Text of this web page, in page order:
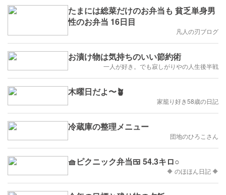
たまには総菜だけのお弁当も 貧乏単身男
性のお弁当 16日目
凡人の刃ブログ
お漬け物は気持ちのいい節約術
一人が好き。でも寂しがりやの人生後半戦
木曜日だよ〜🪴
家籠り好き58歳の日記
冷蔵庫の整理メニュー
団地のひろこさん
🧺ピクニック弁当🍱 54.3キロ○
🔶 のほほん日記 🔶